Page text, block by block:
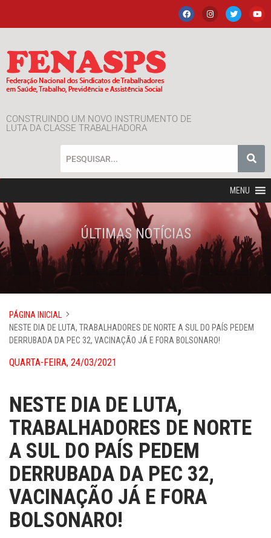
CONSTRUINDO UM NOVO INSTRUMENTO DE
LUTA DA CLASSE TRABALHADORA
MENU
ÚLTIMAS NOTÍCIAS
PÁGINA INICIAL
NESTE DIA DE LUTA, TRABALHADORES DE NORTE A SUL DO PAÍS PEDEM
DERRUBADA DA PEC 32, VACINAÇÃO JÁ E FORA BOLSONARO!
QUARTA-FEIRA, 24/03/2021
NESTE DIA DE LUTA,
TRABALHADORES DE NORTE
A SUL DO PAÍS PEDEM
DERRUBADA DA PEC 32,
VACINAÇÃO JÁ E FORA
BOLSONARO!